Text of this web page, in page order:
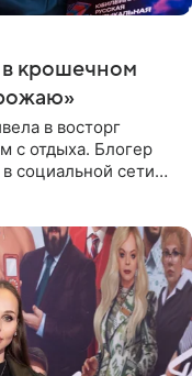
крошечном
в восторг
с отдыха. Блогер
социальной сети